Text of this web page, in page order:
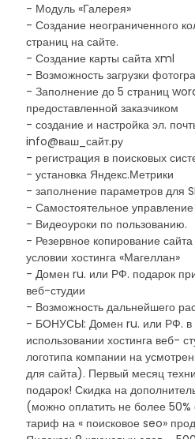
- Модуль «Галерея»
- Создание неограниченного
страниц на сайте.
- Создание карты сайта xml
- Возможность загрузки
- Заполнение до 5 страниц
предоставленной заказчиком
- создание и настройка эл.
info@ваш_сайт.ру
- регистрация в поисковых
- установка Яндекс.Метрики
- заполнение параметров для
- Самостоятельное
- Видеоуроки по пользованию.
- Резервное копирование
условии хостинга «Магеллан»
- Домен ru. или РФ. подарок
веб-студии
- Возможность дальнейшего
- БОНУСЫ: Домен ru. или РФ. в
использовании хостинга веб-
логотипа компании на
для сайта). Первый месяц
подарок! Скидка на
(можно оплатить не более
тариф на « поисковое seo»